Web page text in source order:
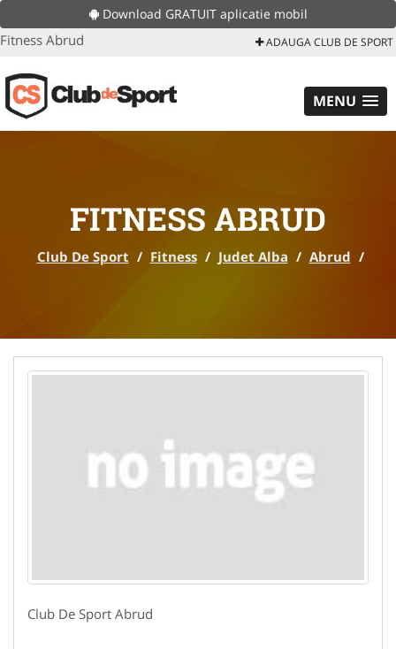
Download GRATUIT aplicatie mobil
Fitness Abrud ADAUGA CLUB DE SPORT
MENU
FITNESS ABRUD
Club De Sport / Fitness / Judet Alba / Abrud /
Club De Sport Abrud